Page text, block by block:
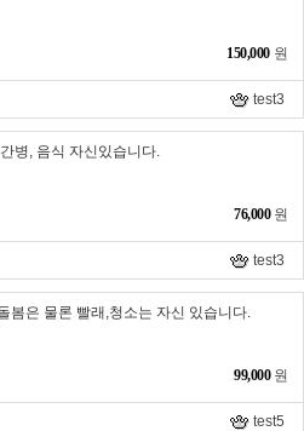
150,000 원
test3
병, 음식 자신있습니다.
76,000 원
test3
봄은 물론 빨래,청소는 자신 있습니다.
99,000 원
test5